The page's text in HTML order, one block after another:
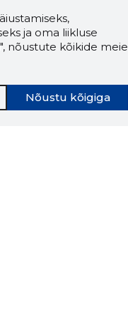
ja oma liikluse
nõustute kõikide meie
Nõustu kõigiga